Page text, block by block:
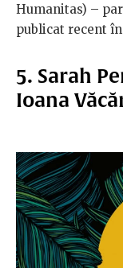
Humanitas) –
publicat recent în
5. Sarah
Ioana